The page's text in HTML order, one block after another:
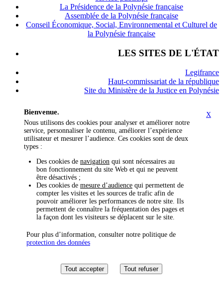
La Présidence de la Polynésie française
Assemblée de la Polynésie française
Conseil Économique, Social, Environnemental et Culturel de
la Polynésie française
LES SITES DE L'ÉTAT
Legifrance
Haut-commissariat de la république
Site du Ministère de la Justice en Polynésie
X
Bienvenue.
Nous utilisons des cookies pour analyser et améliorer notre
service, personnaliser le contenu, améliorer l’expérience
utilisateur et mesurer l’audience. Ces cookies sont de deux
types :
Des cookies de navigation qui sont nécessaires au
bon fonctionnement du site Web et qui ne peuvent
être désactivés ;
Des cookies de mesure d’audience qui permettent de
compter les visites et les sources de trafic afin de
pouvoir améliorer les performances de notre site. Ils
permettent de connaître la fréquentation des pages et
la façon dont les visiteurs se déplacent sur le site.
Pour plus d’information, consulter notre politique de
protection des données
Tout accepter Tout refuser